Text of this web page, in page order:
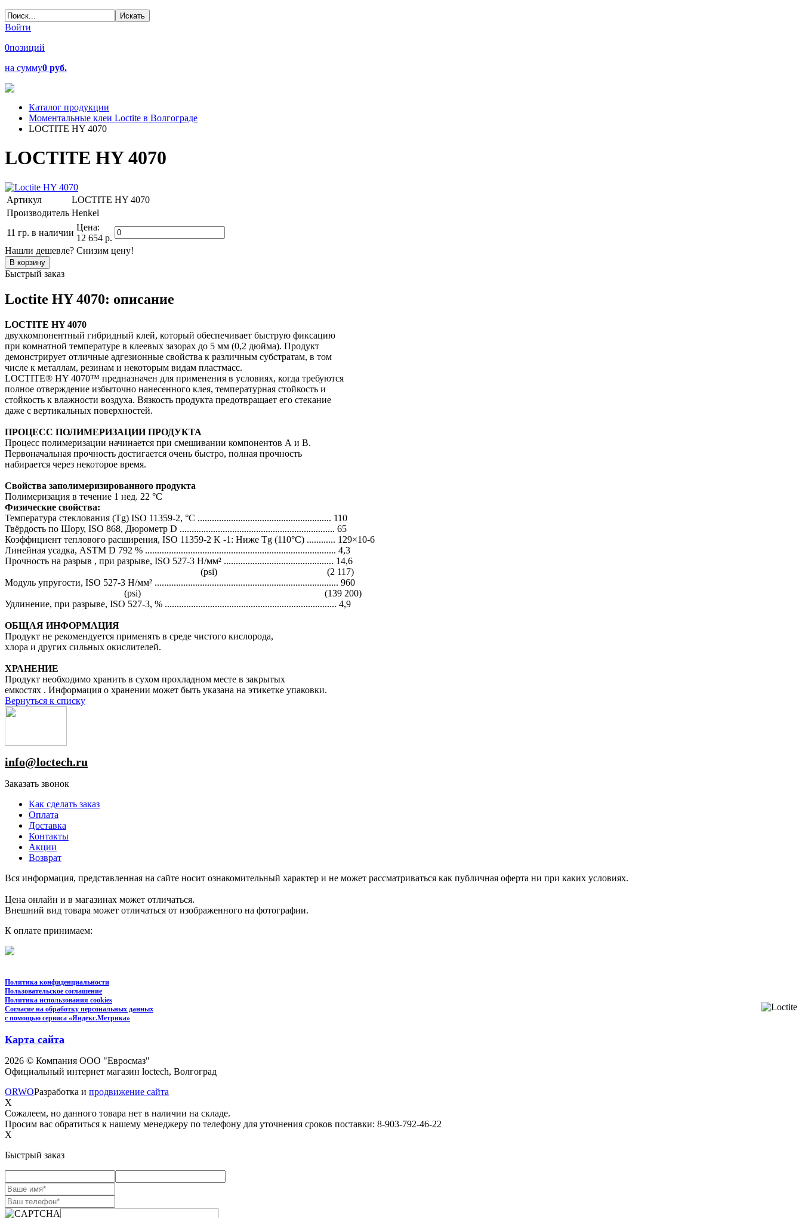
Войти
0позиций
на сумму0 руб.
Каталог продукции
Моментальные клеи Loctite в Волгограде
LOCTITE HY 4070
LOCTITE HY 4070
Артикул
LOCTITE HY 4070
Производитель Henkel
11 гр. в наличии
Цена:
12 654 р.
Нашли дешевле? Снизим цену!
Быстрый заказ
Loctite HY 4070: описание
LOCTITE HY 4070
двухкомпонентный гибридный клей, который обеспечивает быструю фиксацию
при комнатной температуре в клеевых зазорах до 5 мм (0,2 дюйма). Продукт
демонстрирует отличные адгезионные свойства к различным субстратам, в том
числе к металлам, резинам и некоторым видам пластмасс.
LOCTITE® HY 4070™ предназначен для применения в условиях, когда требуются
полное отверждение избыточно нанесенного клея, температурная стойкость и
стойкость к влажности воздуха. Вязкость продукта предотвращает его стекание
даже с вертикальных поверхностей.
ПРОЦЕСС ПОЛИМЕРИЗАЦИИ ПРОДУКТА
Процесс полимеризации начинается при смешивании компонентов А и В.
Первоначальная прочность достигается очень быстро, полная прочность
набирается через некоторое время.
Свойства заполимеризированного продукта
Полимеризация в течение 1 нед. 22 °C
Физические свойства:
Температура стеклования (Tg) ISO 11359-2, °C ........................................................ 110
Твёрдость по Шору, ISO 868, Дюрометр D ................................................................. 65
Коэффициент теплового расширения, ISO 11359-2 K -1: Ниже Tg (110°C) ............ 129×10-6
Линейная усадка, ASTM D 792 % ................................................................................ 4,3
Прочность на разрыв , при разрыве, ISO 527-3 Н/мм² .............................................. 14,6
(psi) (2 117)
Модуль упругости, ISO 527-3 Н/мм² ............................................................................. 960
(psi) (139 200)
Удлинение, при разрыве, ISO 527-3, % ........................................................................ 4,9
ОБЩАЯ ИНФОРМАЦИЯ
Продукт не рекомендуется применять в среде чистого кислорода,
хлора и других сильных окислителей.
ХРАНЕНИЕ
Продукт необходимо хранить в сухом прохладном месте в закрытых
емкостях . Информация о хранении может быть указана на этикетке упаковки.
Вернуться к списку
info@loctech.ru
Заказать звонок
Как сделать заказ
Оплата
Доставка
Контакты
Акции
Возврат
Вся информация, представленная на сайте носит ознакомительный характер и не может рассматриваться как публичная оферта ни при каких условиях.
Цена онлайн и в магазинах может отличаться.
Внешний вид товара может отличаться от изображенного на фотографии.
К оплате принимаем:
Политика конфиденциальности
Пользовательское соглашение
Политика использования cookies
Согласие на обработку персональных данных
с помощью сервиса «Яндекс.Метрика»
Карта сайта
2026 © Компания ООО "Евросмаз"
Официальный интернет магазин loctech, Волгоград
ORWOРазработка и продвижение сайта
X
Сожалеем, но данного товара нет в наличии на складе.
Просим вас обратиться к нашему менеджеру по телефону для уточнения сроков поставки: 8-903-792-46-22
X
Быстрый заказ